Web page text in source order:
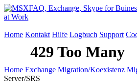
Home Kontakt Hilfe Logbuch Support
Home Exchange Migration/Koexistenz
Server/SRS